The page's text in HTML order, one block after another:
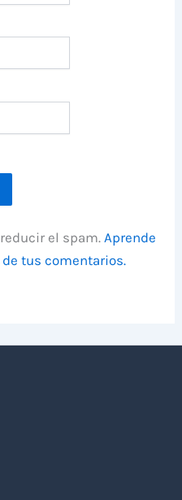
el spam.Aprende
tus comentarios.